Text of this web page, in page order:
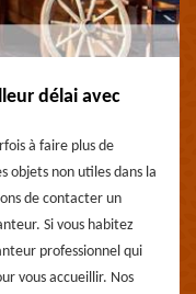
délai avec
à faire plus de
objets non utiles dans la
de contacter un
Si vous habitez
professionnel qui
vous accueillir. Nos